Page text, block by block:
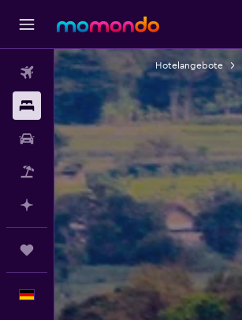
Flüge
Unterkünfte
Mietwagen
Pauschalreisen
Mit KI planen
Trips
Deutsch
Hotelangebote